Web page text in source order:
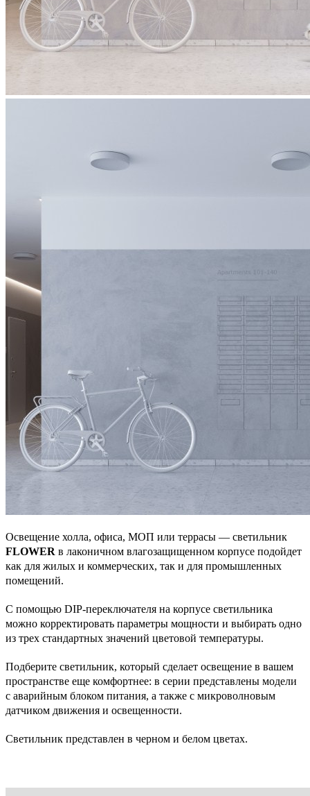
Освещение холла, офиса, МОП или террасы — светильник
FLOWER в лаконичном влагозащищенном корпусе подойдет
как для жилых и коммерческих, так и для промышленных
помещений.
С помощью DIP-переключателя на корпусе светильника
можно корректировать параметры мощности и выбирать одно
из трех стандартных значений цветовой температуры.
Подберите светильник, который сделает освещение в вашем
пространстве еще комфортнее: в серии представлены модели
с аварийным блоком питания, а также с микроволновым
датчиком движения и освещенности.
Светильник представлен в черном и белом цветах.